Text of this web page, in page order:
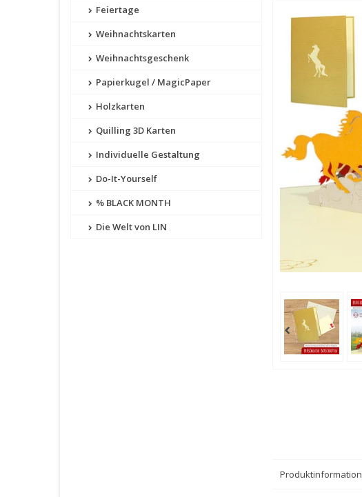
Feiertage
Weihnachtskarten
Weihnachtsgeschenk
Papierkugel / MagicPaper
Holzkarten
Quilling 3D Karten
Individuelle Gestaltung
Do-It-Yourself
% BLACK MONTH
Die Welt von LIN
Produktinformation